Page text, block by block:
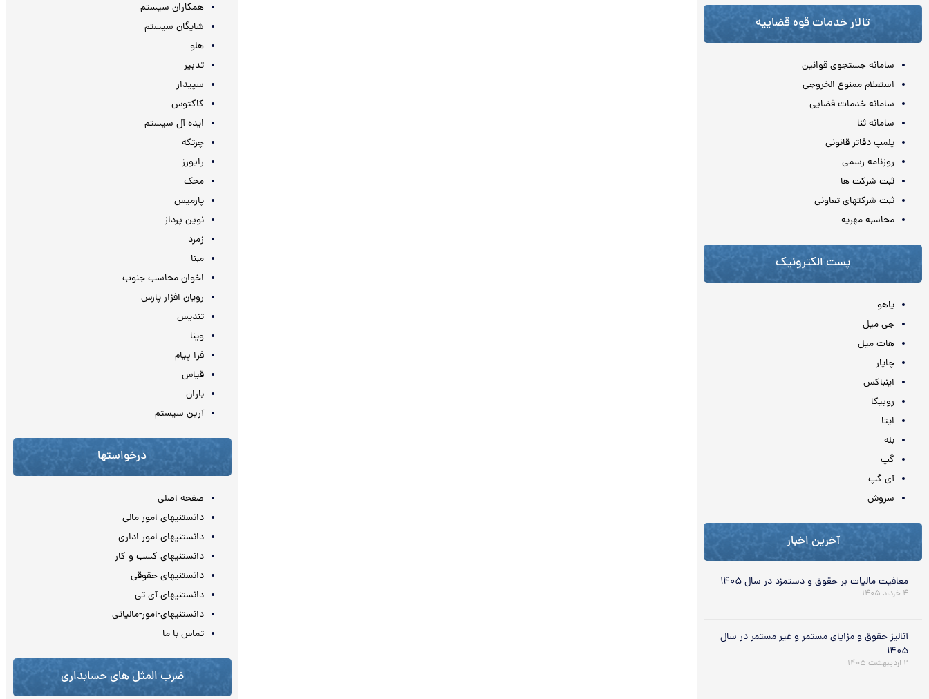
تالار خدمات قوه قضاییه
سامانه جستجوی قوانین
استعلام ممنوع الخروجی
سامانه خدمات قضایی
سامانه ثنا
پلمپ دفاتر قانونی
روزنامه رسمی
ثبت شرکت ها
ثبت شرکتهای تعاونی
محاسبه مهريه
پست الکترونیک
یاهو
جی میل
هات میل
چاپار
اینباکس
روبیکا
ایتا
بله
گپ
آی گپ
سروش
آخرین اخبار
معافیت مالیات بر حقوق و دستمزد در سال ۱۴۰۵
۴ خرداد ۱۴۰۵
آنالیز حقوق و مزایای مستمر و غیر مستمر در سال
۱۴۰۵
۲ اردیبهشت ۱۴۰۵
همکاران سیستم
شایگان سیستم
هلو
تدبیر
سپیدار
کاکتوس
ایده آل سیستم
چرتکه
رایورز
محک
پارمیس
نوین پرداز
زمرد
مبنا
اخوان محاسب جنوب
رویان افزار پارس
تندیس
وینا
فرا پیام
قیاس
باران
آرین سیستم
درخواستها
صفحه اصلی
دانستنیهای امور مالی
دانستنیهای امور اداری
دانستنیهای کسب و کار
دانستنیهای حقوقی
دانستنیهای آی تی
دانستنیهای-امور-مالیاتی
تماس با ما
ضرب المثل های حسابداری